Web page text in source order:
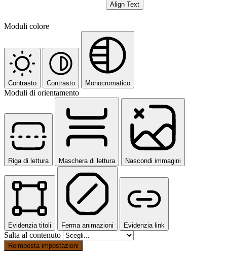
Align Text
Moduli colore
Contrasto Contrasto Monocromatico
Moduli di orientamento
Riga di lettura Maschera di lettura Nascondi immagini
Evidenzia titoli Ferma animazioni Evidenzia link
Salta al contenuto
Reimposta impostazioni